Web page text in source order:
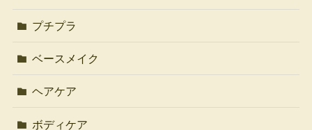
プチプラ
ベースメイク
ヘアケア
ボディケア